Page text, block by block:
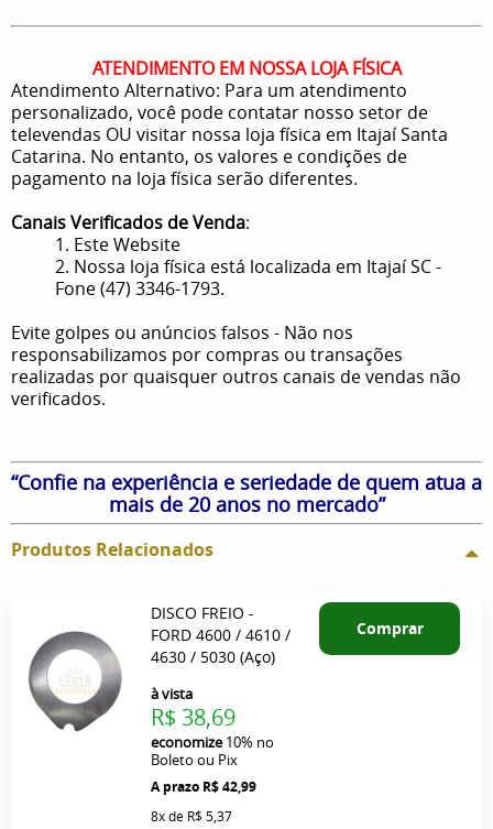
ATENDIMENTO EM NOSSA LOJA FÍSICA
Atendimento Alternativo: Para um atendimento
personalizado, você pode contatar nosso setor de
televendas OU visitar nossa loja física em Itajaí Santa
Catarina. No entanto, os valores e condições de
pagamento na loja física serão diferentes.
Canais Verificados de Venda:
1. Este Website
2. Nossa loja física está localizada em Itajaí SC -
Fone (47) 3346-1793.
Evite golpes ou anúncios falsos - Não nos
responsabilizamos por compras ou transações
realizadas por quaisquer outros canais de vendas não
verificados.
“Confie na experiência e seriedade de quem atua a
mais de 20 anos no mercado”
Produtos Relacionados
DISCO FREIO -
FORD 4600 / 4610 /
4630 / 5030 (Aço)
R$ 42,99
à vista
R$ 38,69
economize10% no
Boleto ou Pix
8xde R$ 5,37
Comprar